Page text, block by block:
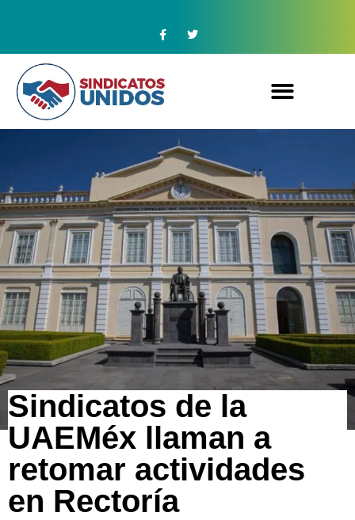
Sindicatos de la
UAEMéx llaman a
retomar actividades
en Rectoría